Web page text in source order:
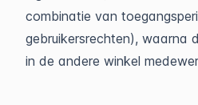
combinatie van
gebruikersrechten), waarna
in de andere winkel